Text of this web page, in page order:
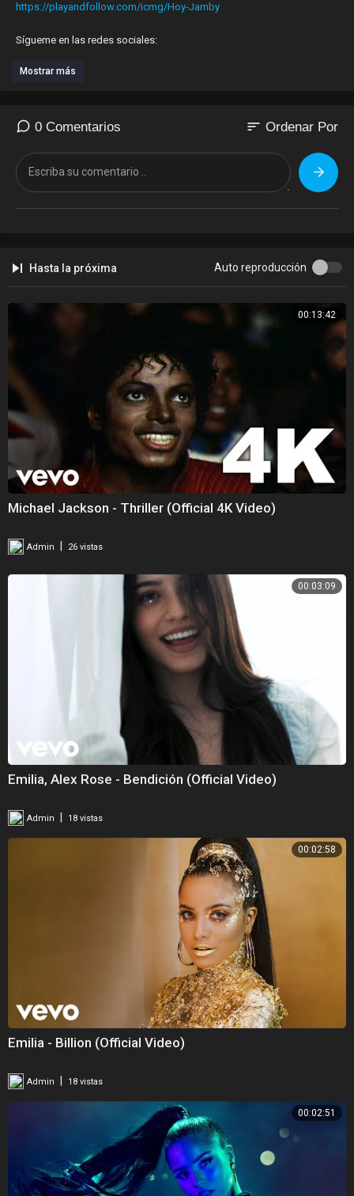
https://playandfollow.com/icmg/Hoy-Jamby
Sígueme en las redes sociales:
Jamby El Favo | Facebook
https://www.instagram.com/jamby_elfavo/
https://twitter.com/jambyelfavo?lang=en
Parte del InnerCat Network
www.innercatmusic.com
http://vevo.ly/67CkIP
Mostrar más
0 Comentarios sort Ordenar Por
Hasta la próxima Auto reproducción
00:13:42
Michael Jackson - Thriller (Official 4K Video)
Admin 26 vistas
00:03:09
Emilia, Alex Rose - Bendición (Official Video)
Admin 18 vistas
00:02:58
Emilia - Billion (Official Video)
Admin 18 vistas
00:02:51